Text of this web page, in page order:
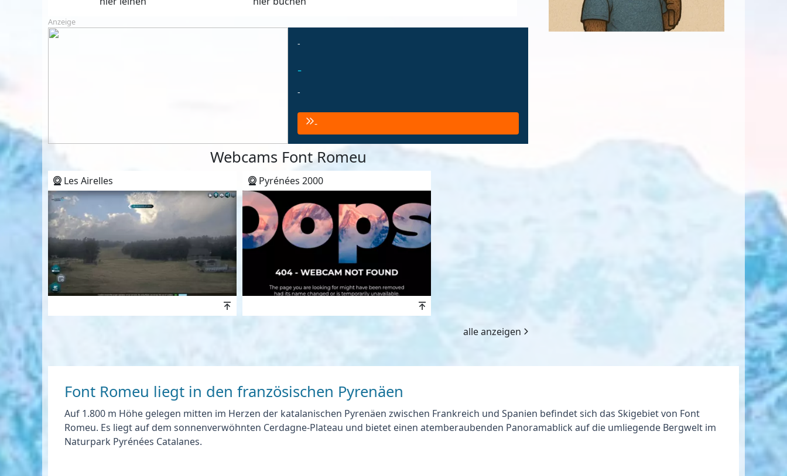
Anzeige
-
-
-
-
Webcams Font Romeu
Les Airelles
Höhenwert
Pyrénées 2000
Höhenwert
alle anzeigen
Font Romeu liegt in den französischen Pyrenäen
Auf 1.800 m Höhe gelegen mitten im Herzen der katalanischen Pyrenäen zwischen Frankreich und Spanien befindet sich das Skigebiet von Font
Romeu. Es liegt auf dem sonnenverwöhnten Cerdagne-Plateau und bietet einen atemberaubenden Panoramablick auf die umliegende Bergwelt im
Naturpark Pyrénées Catalanes.